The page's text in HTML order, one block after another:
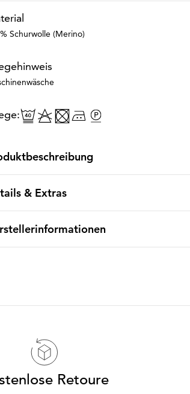
Schurwolle (Merino)
& Extras
Retoure